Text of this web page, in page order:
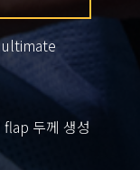
두께 생성